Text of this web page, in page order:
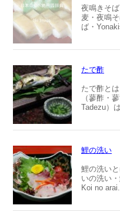
夜鳴きそ
麦・夜鳴
ば・
たで酢
たで酢と
（蓼酢・
Tadezu）
鯉の洗い
鯉の洗い
いの洗い
Koi no arai...